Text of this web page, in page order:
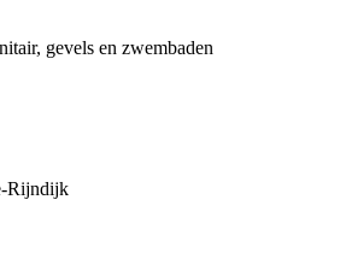
gevels en zwembaden
Rijndijk